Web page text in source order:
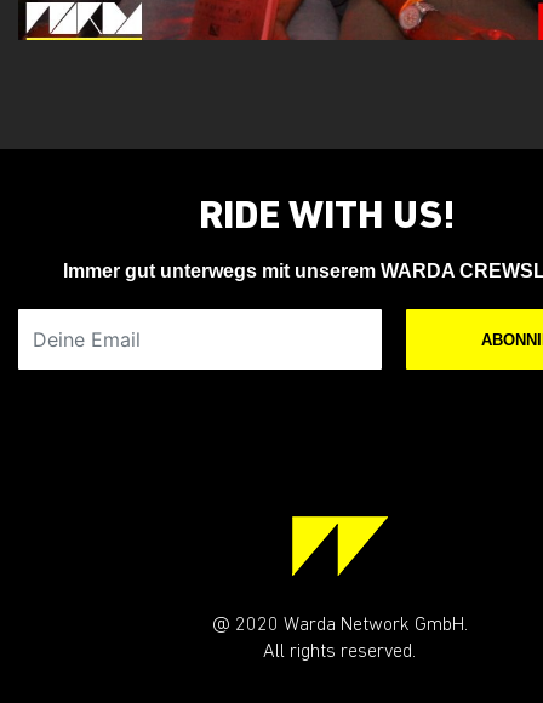
RIDE WITH US!
Immer gut unterwegs mit unserem WARDA
@ 2020 Warda Network GmbH.
All rights reserved.